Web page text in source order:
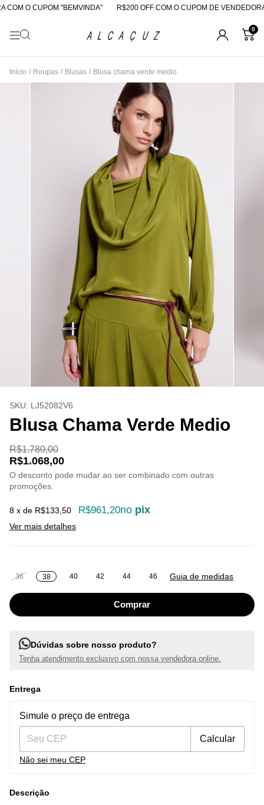
O CUPOM "BEMVINDA" R$200 OFF COM O CUPOM DE VENDEDORA
0
Início / Roupas / Blusas / Blusa chama verde medio
SKU: LJ52082V6
Blusa Chama Verde Medio
R$1.780,00
R$1.068,00
O desconto pode mudar ao ser combinado com outras
promoções.
8 x de R$133,50 R$961,20no pix
Ver mais detalhes
36 38 40 42 44 46 Guia de medidas
Dúvidas sobre nosso produto?
Tenha atendimento exclusivo com nossa vendedora online.
Entrega
Entregas para o CEP:
Simule o preço de entrega
Calcular
Não sei meu CEP
Descrição